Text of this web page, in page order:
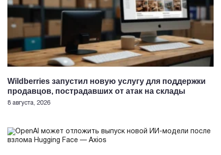
Wildberries запустил новую услугу для поддержки
продавцов, пострадавших от атак на склады
8 августа, 2026